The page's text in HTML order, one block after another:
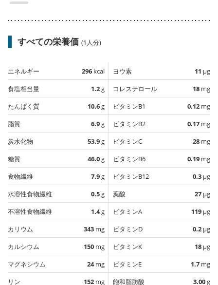
すべての栄養価 (1人分)
エネルギー 296 kcal
食塩相当量
1.2g
たんぱく質
10.6g
脂質
6.9g
炭水化物
53.9g
糖質
46.0g
食物繊維
7.9g
水溶性食物繊維
0.5g
不溶性食物繊維
1.4g
カリウム
343 mg
カルシウム
150 mg
マグネシウム
24mg
リン
152 mg
ヨウ素 11 µg
コレステロール
18 mg
ビタミンB1
0.12 mg
ビタミンB2
0.17 mg
ビタミンC
28 mg
ビタミンB6
0.19 mg
ビタミンB12
0.3 µg
葉酸
27 µg
ビタミンA
119 µg
ビタミンD
0.2 µg
ビタミンK
18 µg
ビタミンE
1.7 mg
飽和脂肪酸
3.00g